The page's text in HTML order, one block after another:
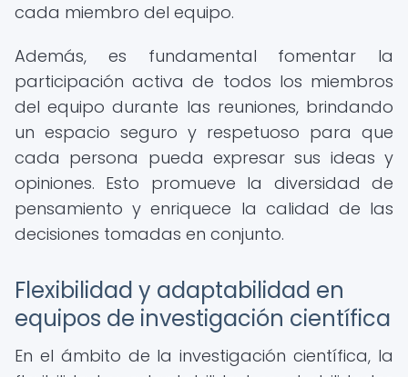
cada miembro del equipo.
Además, es fundamental fomentar la
participación activa de todos los miembros
del equipo durante las reuniones, brindando
un espacio seguro y respetuoso para que
cada persona pueda expresar sus ideas y
opiniones. Esto promueve la diversidad de
pensamiento y enriquece la calidad de las
decisiones tomadas en conjunto.
Flexibilidad y adaptabilidad en
equipos de investigación científica
En el ámbito de la investigación científica, la